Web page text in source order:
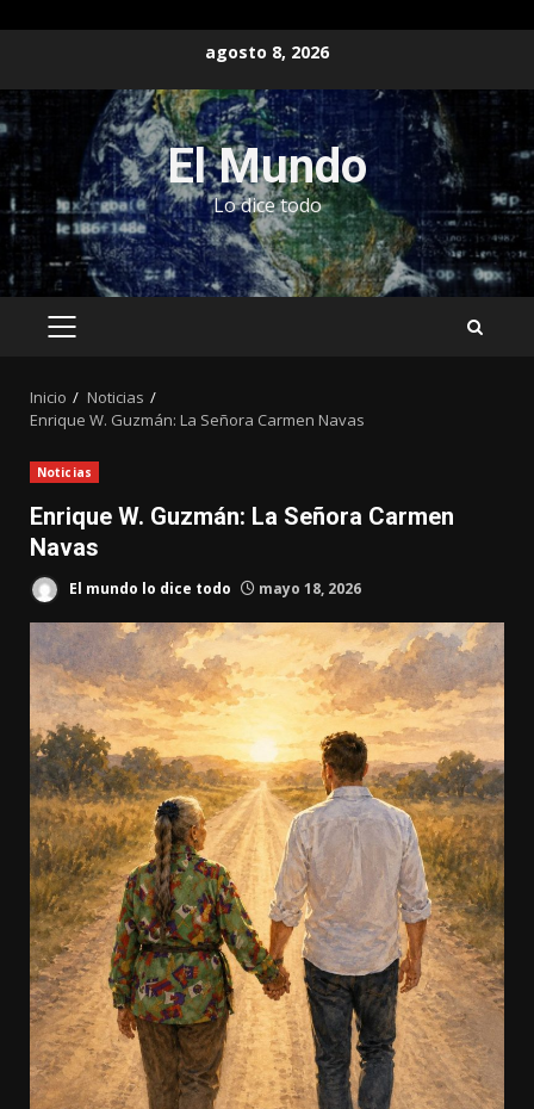
contenido
agosto 8, 2026
El Mundo
Lo dice todo
MENÚ
Inicio
Noticias
Enrique W. Guzmán: La Señora Carmen Navas
Noticias
Enrique W. Guzmán: La Señora Carmen
Navas
El mundo lo dice todo mayo 18, 2026